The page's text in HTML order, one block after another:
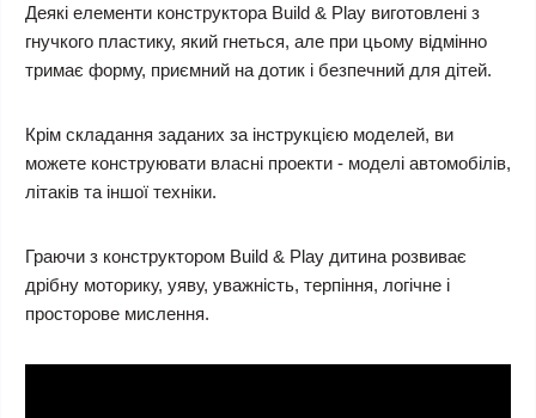
Деякі елементи конструктора Build & Play виготовлені з
гнучкого пластику, який гнеться, але при цьому відмінно
тримає форму, приємний на дотик і безпечний для дітей.
Крім складання заданих за інструкцією моделей, ви
можете конструювати власні проекти - моделі автомобілів,
літаків та іншої техніки.
Граючи з конструктором Build & Play дитина розвиває
дрібну моторику, уяву, уважність, терпіння, логічне і
просторове мислення.